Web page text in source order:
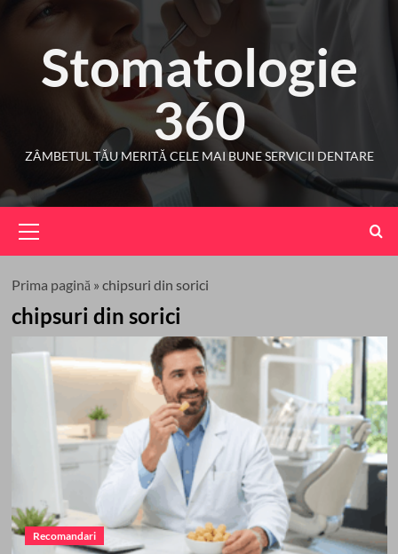
contentStomatologie
360
ZÂMBETUL TĂU MERITĂ CELE MAI BUNE SERVICII DENTARE
Menu
Prima pagină » chipsuri din sorici
chipsuri din sorici
Recomandari